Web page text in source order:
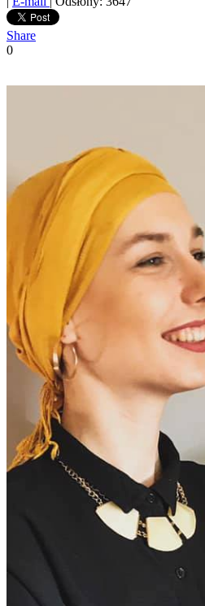
Share
0